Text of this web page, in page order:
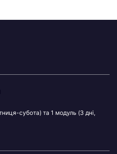
субота) та 1 модуль (3 дні,